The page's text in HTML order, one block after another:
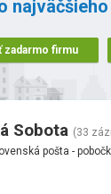
zadarmo firmu
Sobota (33
pošta -